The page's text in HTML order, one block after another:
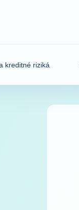
kreditné riziká